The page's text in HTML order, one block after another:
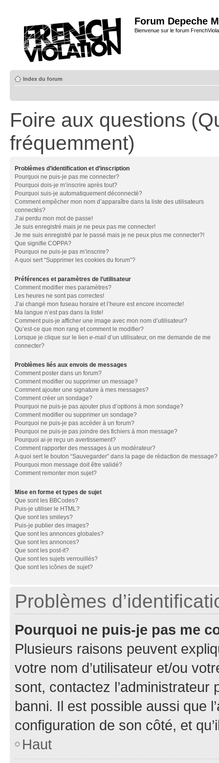
Forum Depeche
Bienvenue sur le forum
Index du forum
Foire aux questions
fréquemment)
Problèmes d’identification et d’inscription
Pourquoi ne puis-je pas me connecter?
Pourquoi dois-je m’inscrire après tout?
Pourquoi suis-je automatiquement déconnecté?
Comment empêcher mon nom d’apparaître dans la liste des utilisateurs
connectés?
J’ai perdu mon mot de passe!
Je suis enregistré mais je ne peux pas me connecter!
Je me suis enregistré par le passé mais je ne peux plus me connecter?!
Que signifie COPPA?
Pourquoi ne puis-je pas m’inscrire?
A quoi sert “Supprimer les cookies du forum”?
Préférences et paramètres de l’utilisateur
Comment modifier mes paramètres?
Les heures ne sont pas correctes!
J’ai changé mon fuseau horaire et l’heure est encore incorrecte!
Ma langue n’est pas dans la liste!
Comment puis-je afficher une image avec mon nom d’utilisateur?
Qu’est-ce que mon rang et comment le modifier?
Lorsque je clique sur le lien e-mail d’un utilisateur, on me demande de me
connecter?
Problèmes liés aux envois de messages
Comment poster dans un forum?
Comment modifier ou supprimer un message?
Comment ajouter une signature à mes messages?
Comment créer un sondage?
Pourquoi ne puis-je pas ajouter plus d’options à mon sondage?
Comment modifier ou supprimer un sondage?
Pourquoi ne puis-je pas accéder à un forum?
Pourquoi ne puis-je pas joindre des fichiers à mon message?
Pourquoi ai-je reçu un avertissement?
Comment rapporter des messages à un modérateur?
A quoi sert le bouton “Sauvegarder” dans la page de rédaction de message?
Pourquoi mon message doit être validé?
Comment remonter mon sujet?
Mise en forme et types de sujet
Que sont les BBCodes?
Puis-je utiliser le HTML?
Que sont les smileys?
Puis-je publier des images?
Que sont les annonces globales?
Que sont les annonces?
Que sont les post-it?
Que sont les sujets verrouillés?
Que sont les icônes de sujet?
Problèmes
Pourquoi ne puis-je pas me
Plusieurs raisons peuvent
votre nom d’utilisateur et/ou
sont, contactez l’administrateur
banni. Il est possible aussi que
configuration de son côté, et
Haut